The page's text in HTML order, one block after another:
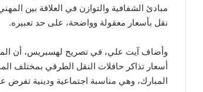
مبادئ الشفافية والتوازن في العلاقة بين
نقل بأسعار معقولة وواضحة، على حد تعبيره.
وأضاف آيت علي، في تصريح لهسبريس، أن
أسعار تذاكر حافلات النقل الطرقي بمختلف
المبارك، وهي مناسبة اجتماعية ودينية تفرض